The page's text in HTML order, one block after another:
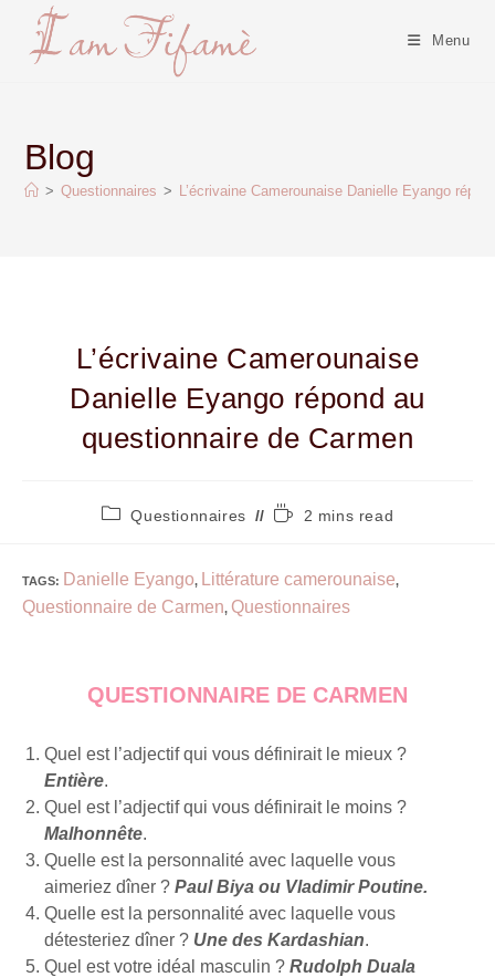
Menu
Blog
> Questionnaires > L’écrivaine Camerounaise Danielle Eyango
L’écrivaine Camerounaise
Danielle Eyango répond au
questionnaire de Carmen
Questionnaires 2 mins read
TAGS: Danielle Eyango, Littérature camerounaise,
Questionnaire de Carmen, Questionnaires
QUESTIONNAIRE DE CARMEN
Quel est l’adjectif qui vous définirait le mieux ?
Entière.
Quel est l’adjectif qui vous définirait le moins ?
Malhonnête.
Quelle est la personnalité avec laquelle vous
aimeriez dîner ? Paul Biya ou Vladimir Poutine.
Quelle est la personnalité avec laquelle vous
détesteriez dîner ? Une des Kardashian.
Quel est votre idéal masculin ? Rudolph Duala